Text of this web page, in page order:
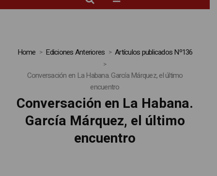
Home Ediciones Anteriores Artículos publicados Nº136
Conversación en La Habana. García Márquez, el último
encuentro
Conversación en La Habana.
García Márquez, el último
encuentro